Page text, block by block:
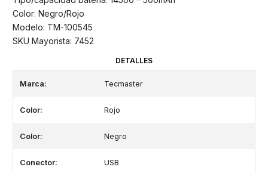
Color: Negro/Rojo
Modelo: TM-100545
SKU Mayorista: 7452
DETALLES
Marca: Tecmaster
Color: Rojo
Color: Negro
Conector: USB